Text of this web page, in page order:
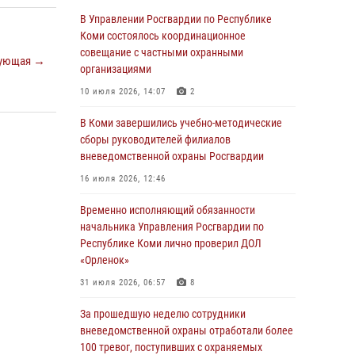
→
03 августа 2026, 13:31 3
Росгвардеец из Коми стал серебряным
призером в личном первенстве по в
Чемпионате Северо-Западного округа
03 августа 2026, 12:07 5
В Коми росгвардейцы информируют граждан
оружие за нарушения
02 августа 2026, 06:17
В Койгородском районе местный житель
обратился в Росгвардию для добровольной
31 июля 2026, 10:55
Временно исполняющий обязанности
В Управлении Росгвардии по Республике
Коми состоялось координационное
совещание с частными охранными
организациями
10 июля 2026, 14:07 2
В Коми завершились учебно-методические
сборы руководителей филиалов
вневедомственной охраны Росгвардии
16 июля 2026, 12:46
Временно исполняющий обязанности
начальника Управления Росгвардии по
Республике Коми лично проверил ДОЛ
«Орленок»
31 июля 2026, 06:57 8
За прошедшую неделю сотрудники
вневедомственной охраны отработали более
100 тревог, поступивших с охраняемых